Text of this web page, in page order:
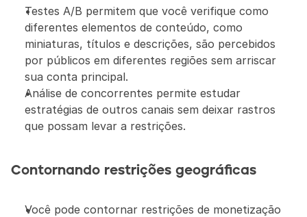
Testes A/B permitem que você verifique como
diferentes elementos de conteúdo, como
miniaturas, títulos e descrições, são percebidos
por públicos em diferentes regiões sem arriscar
sua conta principal.
Análise de concorrentes permite estudar
estratégias de outros canais sem deixar rastros
que possam levar a restrições.
Contornando restrições geográficas
Você pode contornar restrições de monetização